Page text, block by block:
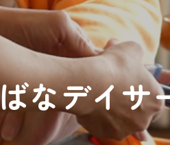
なデイサ